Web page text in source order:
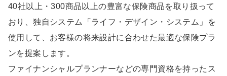
40社以上・300商品以上の豊富な保険商品を取り扱って
おり、独自システム「ライフ・デザイン・システム」を
使用して、お客様の将来設計に合わせた最適な保険プラ
ンを提案します。
ファイナンシャルプランナーなどの専門資格を持ったス